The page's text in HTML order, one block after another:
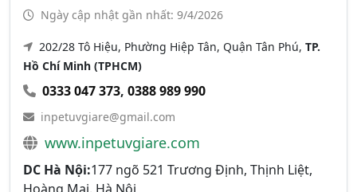
Ngày cập nhật gần nhất: 9/4/2026
202/28 Tô Hiệu, Phường Hiệp Tân, Quận Tân Phú, TP.
Hồ Chí Minh (TPHCM)
0333 047 373, 0388 989 990
inpetuvgiare@gmail.com
www.inpetuvgiare.com
DC Hà Nội:177 ngõ 521 Trương Định, Thịnh Liệt,